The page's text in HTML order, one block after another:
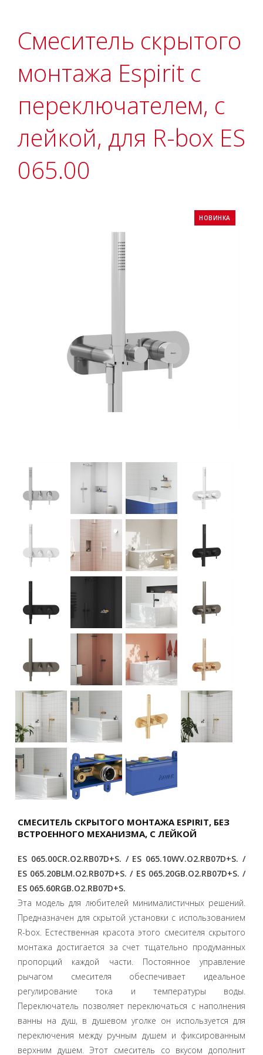
Смеситель скрытого
монтажа Espirit с
переключателем, с
лейкой, для R-box ES
065.00
НОВИНКА
СМЕСИТЕЛЬ СКРЫТОГО МОНТАЖА ESPIRIT, БЕЗ
ВСТРОЕННОГО МЕХАНИЗМА, С ЛЕЙКОЙ
ES 065.00CR.O2.RB07D+S. / ES 065.10WV.O2.RB07D+S. /
ES 065.20BLM.O2.RB07D+S. / ES 065.20GB.O2.RB07D+S. /
ES 065.60RGB.O2.RB07D+S.
Эта модель для любителей минималистичных решений.
Предназначен для скрытой установки с использованием
R-box. Естественная красота этого смесителя скрытого
монтажа достигается за счет тщательно продуманных
пропорций каждой части. Постоянное управление
рычагом смесителя обеспечивает идеальное
регулирование тока и температуры воды.
Переключатель позволяет переключаться с наполнения
ванны на душ, в душевом уголке он используется для
переключения между ручным душем и фиксированным
верхним душем. Этот смеситель со вкусом дополнит